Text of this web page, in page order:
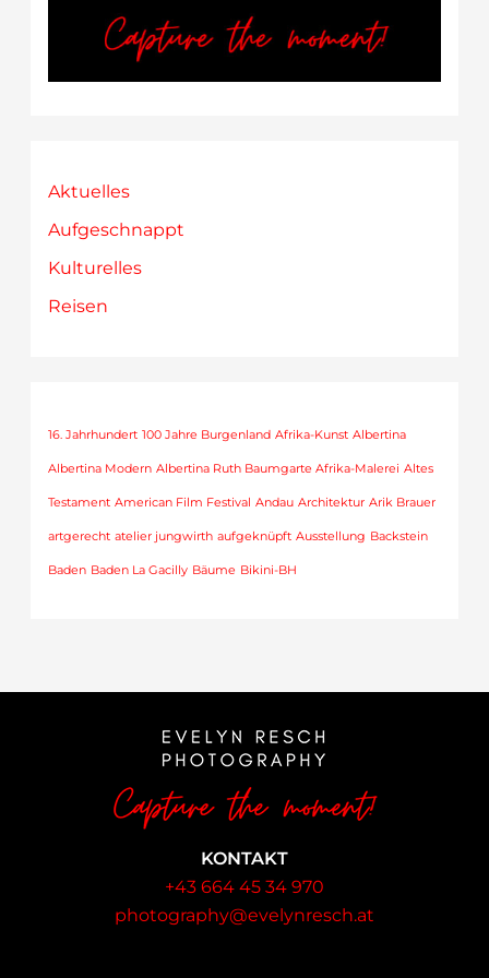
Aktuelles
Aufgeschnappt
Kulturelles
Reisen
16. Jahrhundert 100 Jahre Burgenland Afrika-Kunst Albertina
Albertina Modern Albertina Ruth Baumgarte Afrika-Malerei Altes
Testament American Film Festival Andau Architektur Arik Brauer
artgerecht atelier jungwirth aufgeknüpft Ausstellung Backstein
Baden Baden La Gacilly Bäume Bikini-BH
KONTAKT
+43 664 45 34 970
photography@evelynresch.at